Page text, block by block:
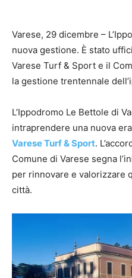
Varese, 29 dicembre –
nuova gestione. È stato
Varese Turf & Sport e il
la gestione trentennale
L’Ippodromo Le Bettole di
intraprendere una nuova
Varese Turf & Sport.
Comune di Varese segna
per rinnovare e valorizzare
città.